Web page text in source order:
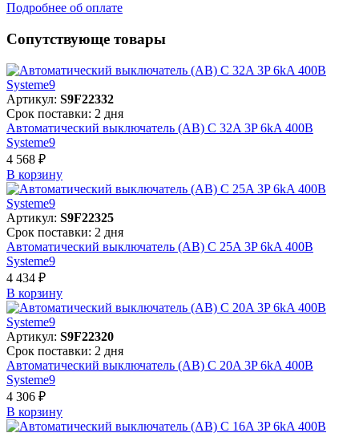
Подробнее об оплате
Сопутствующе товары
Артикул: S9F22332
Срок поставки: 2 дня
Автоматический выключатель (АВ) C 32A 3P 6kA 400В
Systeme9
4 568 ₽
В корзинy
Артикул: S9F22325
Срок поставки: 2 дня
Автоматический выключатель (АВ) C 25A 3P 6kA 400В
Systeme9
4 434 ₽
В корзинy
Артикул: S9F22320
Срок поставки: 2 дня
Автоматический выключатель (АВ) C 20A 3P 6kA 400В
Systeme9
4 306 ₽
В корзинy